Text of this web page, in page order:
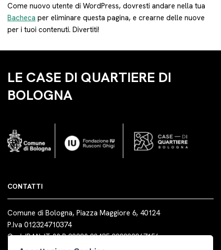
Come nuovo utente di WordPress, dovresti andare nella tua
Bacheca per eliminare questa pagina, e crearne delle nuove
per i tuoi contenuti. Divertiti!
LE CASE DI QUARTIERE DI
BOLOGNA
CONTATTI
Comune di Bologna, Piazza Maggiore 6, 40124
P.Iva 012324710374
Cod. IBAN: IT 88 R 02008 02435 000020067156